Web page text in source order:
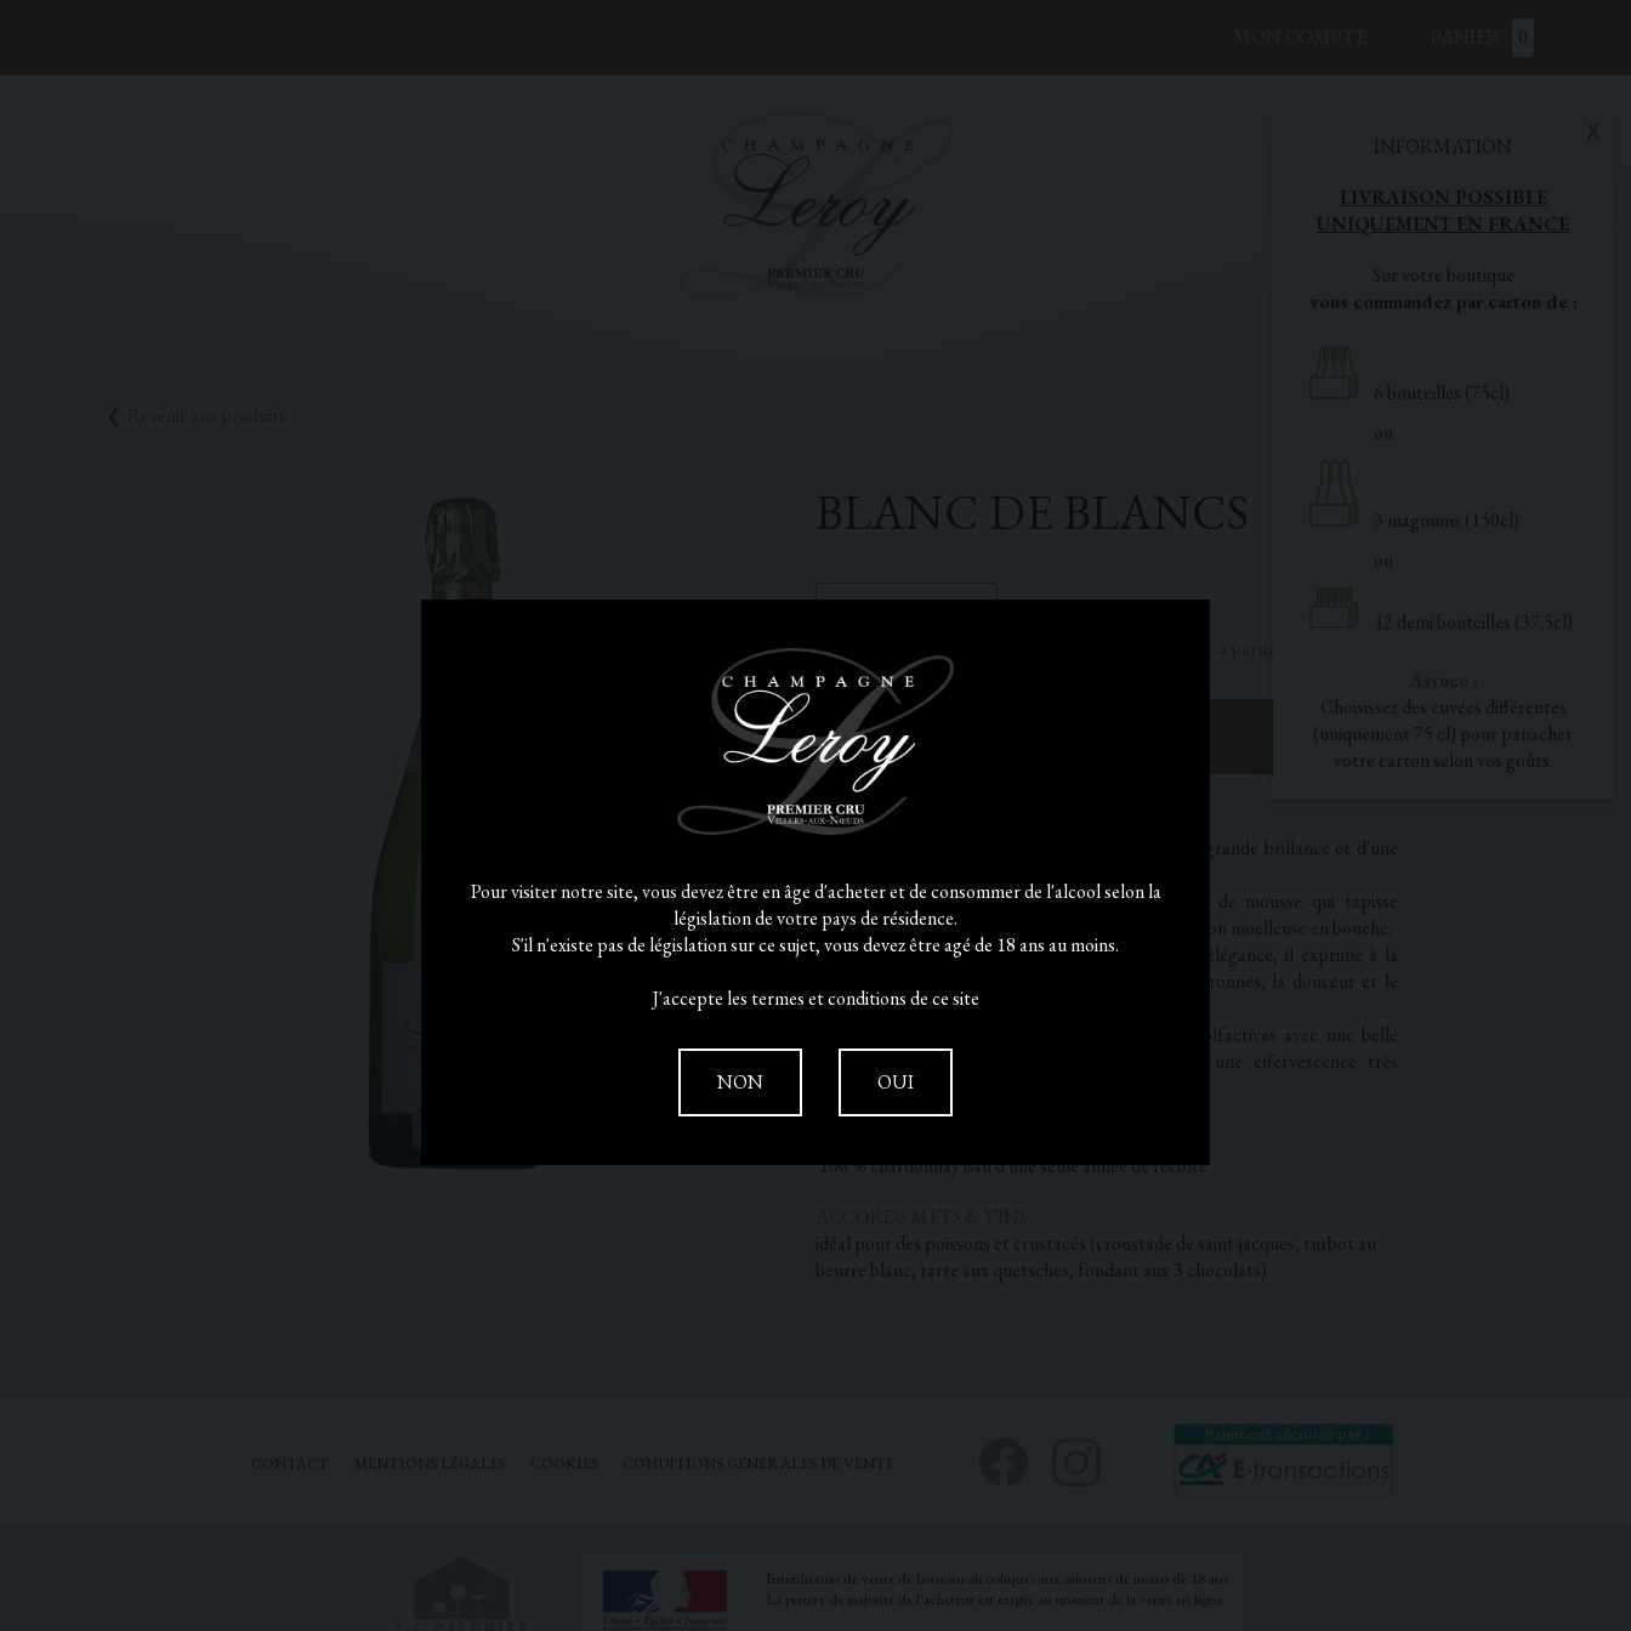
Pour visiter notre site, vous devez être en âge d'acheter et de consommer de l'alcool selon la
législation de votre pays de résidence.
S'il n'existe pas de législation sur ce sujet, vous devez être agé de 18 ans au moins.
J'accepte les termes et conditions de ce site
NON OUI
INFORMATION
LIVRAISON POSSIBLE
UNIQUEMENT EN FRANCE
Sur votre boutique
vous commandez par carton de :
6 bouteilles (75cl)
ou
3 magnums (150cl)
ou
12 demi bouteilles (37.5cl)
Choisissez des cuvées différentes
(uniquement 75 cl) pour panacher
votre carton selon vos goûts.
0
BLANC DE BLANCS
27,30 €
Caractérisé par des reflets dorés, ce vin est d'une grande brillance et d'une
Les bulles sont fines et forment un joli cordon de mousse qui tapisse
délicatement les parois du verre et laisse une sensation moelleuse en bouche.
Le nez est très subtil, vif et droit. D'une grande élégance, il exprime à la
perfection l'accord entre l'acidité des agrumes citronnés, la douceur et le
gourmand des fruits exotiques.
L'approche en bouche est fidèle aux sensations olfactives avec une belle
vivacité et une grande fraîcheur soutenue par une effervescence très
discrète. La finale est longue et persistante.
100 % chardonnay issu d'une seule année de récolte
idéal pour des poissons et crustacés (croustade de saint-jacques, turbot au
beurre blanc, tarte aux quetsches, fondant aux 3 chocolats)
CONTACT MENTIONS LÉGALES COOKIES CONDITIONS GÉNÉRALES DE VENTE
Interdiction de vente de boissons alcooliques aux mineurs de moins de 18 ans
La preuve de majorité de l'acheteur est exigée au moment de la vente en ligne.